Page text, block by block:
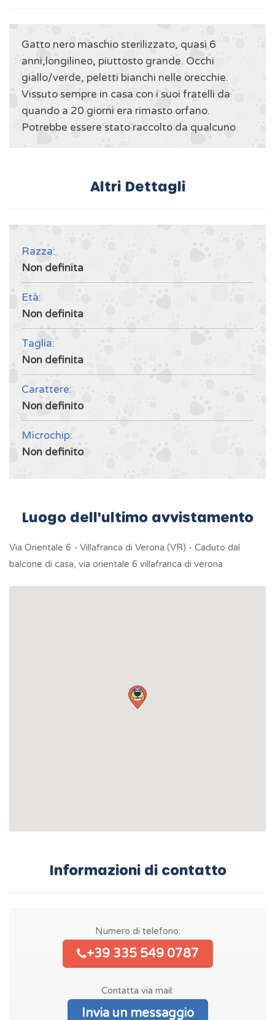
Gatto nero maschio sterilizzato, quasi 6
anni,longilineo, piuttosto grande. Occhi
giallo/verde, peletti bianchi nelle orecchie.
Vissuto sempre in casa con i suoi fratelli da
quando a 20 giorni era rimasto orfano.
Potrebbe essere stato raccolto da qualcuno
Altri Dettagli
Razza:
Non definita
Età:
Non definita
Taglia:
Non definita
Carattere:
Non definito
Microchip:
Non definito
Luogo dell'ultimo avvistamento
Via Orientale 6 - Villafranca di Verona (VR) - Caduto dal
balcone di casa, via orientale 6 villafranca di verona
Informazioni di contatto
Numero di telefono:
+39 335 549 0787
Contatta via mail:
Invia un messaggio